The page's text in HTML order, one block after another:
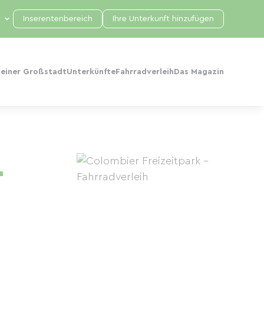
einer GroßstadtUnterkünfte Fahrradverleih Das Magazin
Inserentenbereich Ihre Unterkunft hinzufügen